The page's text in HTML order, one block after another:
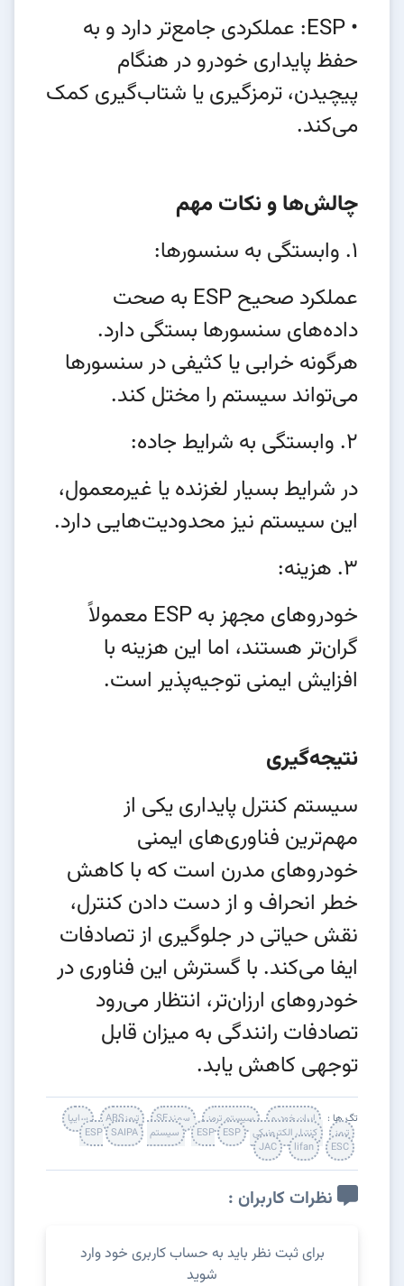
• ESP: عملکردی جامع‌تر دارد و به
حفظ پایداری خودرو در هنگام
پیچیدن، ترمزگیری یا شتاب‌گیری کمک
می‌کند.
چالش‌ها و نکات مهم
1. وابستگی به سنسورها:
عملکرد صحیح ESP به صحت
داده‌های سنسورها بستگی دارد.
هرگونه خرابی یا کثیفی در سنسورها
می‌تواند سیستم را مختل کند.
2. وابستگی به شرایط جاده:
در شرایط بسیار لغزنده یا غیرمعمول،
این سیستم نیز محدودیت‌هایی دارد.
3. هزینه:
خودروهای مجهز به ESP معمولاً
گران‌تر هستند، اما این هزینه با
افزایش ایمنی توجیه‌پذیر است.
نتیجه‌گیری
سیستم کنترل پایداری یکی از
مهم‌ترین فناوری‌های ایمنی
خودروهای مدرن است که با کاهش
خطر انحراف و از دست دادن کنترل،
نقش حیاتی در جلوگیری از تصادفات
ایفا می‌کند. با گسترش این فناوری در
خودروهای ارزان‌تر، انتظار می‌رود
تصادفات رانندگی به میزان قابل
توجهی کاهش یابد.
تگ ها : ایران خودرو سیستم ترمز سمندSE ترمزABS
سایپا
ترمز
کنترل الکترونیکی ESP ESP سیستم ESP
SAIPA
JAC
lifan ESC
نظرات کاربران :
برای ثبت نظر باید به حساب کاربری خود وارد
شوید